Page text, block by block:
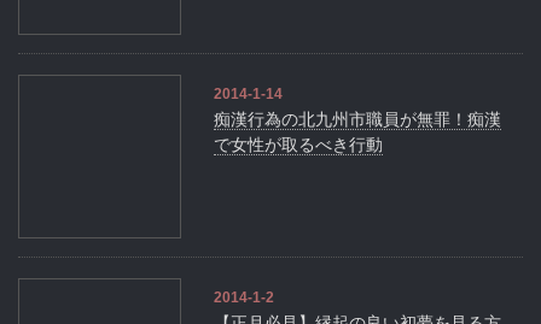
2014-1-14
痴漢行為の北九州市職員が無罪！痴漢
で女性が取るべき行動
2014-1-2